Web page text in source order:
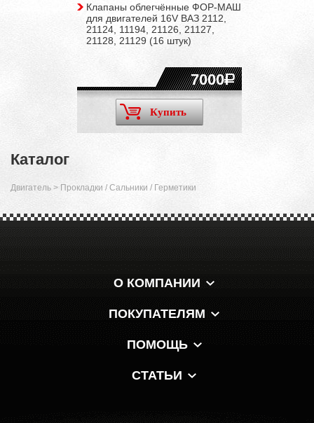
Клапаны облегчённые ФОР-МАШ
для двигателей 16V ВАЗ 2112,
21124, 11194, 21126, 21127,
21128, 21129 (16 штук)
7000
Купить
Каталог
Двигатель > Прокладки / Сальники / Герметики
О КОМПАНИИ
ПОКУПАТЕЛЯМ
ПОМОЩЬ
СТАТЬИ